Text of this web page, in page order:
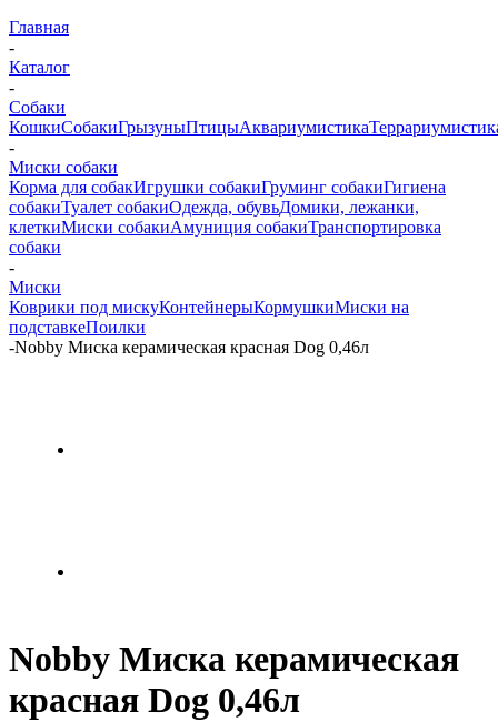
Главная
-
Каталог
-
Собаки
КошкиСобакиГрызуныПтицыАквариумистика
-
Миски собаки
Корма для собакИгрушки собакиГруминг собакиГигиена
собакиТуалет собакиОдежда, обувьДомики, лежанки,
клеткиМиски собакиАмуниция собакиТранспортировка
собаки
-
Миски
Коврики под мискуКонтейнерыКормушкиМиски на
подставкеПоилки
-Nobby Миска керамическая красная Dog 0,46л
Nobby Миска керамическая
красная Dog 0,46л